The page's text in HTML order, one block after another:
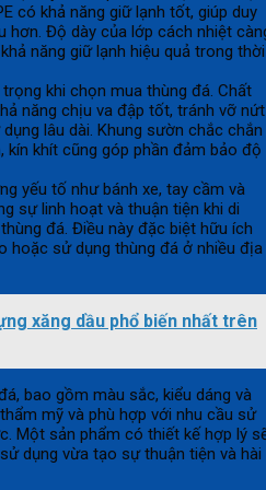
có khả năng giữ lạnh tốt, giúp duy
hơn. Độ dày của lớp cách nhiệt
năng giữ lạnh hiệu quả trong thời
khi chọn mua thùng đá. Chất
năng chịu va đập tốt, tránh vỡ nứt
lâu dài. Khung sườn chắc chắn
kín khít cũng góp phần đảm bảo độ
yếu tố như bánh xe, tay cầm và
sự linh hoạt và thuận tiện khi di
đá. Điều này đặc biệt hữu ích
hoặc sử dụng thùng đá ở nhiều địa
xăng dầu phổ biến nhất trên
bao gồm màu sắc, kiểu dáng và
mỹ và phù hợp với nhu cầu sử
Một sản phẩm có thiết kế hợp lý
dụng vừa tạo sự thuận tiện và hài